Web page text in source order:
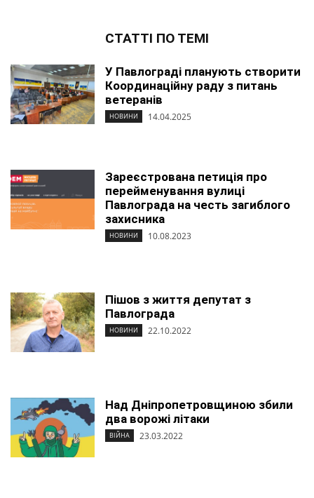
СТАТТІ ПО ТЕМІ
У Павлограді планують створити
Координаційну раду з питань
ветеранів
НОВИНИ 14.04.2025
Зареєстрована петиція про
перейменування вулиці
Павлограда на честь загиблого
захисника
НОВИНИ 10.08.2023
Пішов з життя депутат з
Павлограда
НОВИНИ 22.10.2022
Над Дніпропетровщиною збили
два ворожі літаки
ВІЙНА 23.03.2022